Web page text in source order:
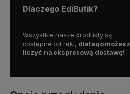
Dlaczego EdiButik?
Wszystkie nasze produkty są
dostępne od ręki, dlatego możesz
liczyć na ekspresową dostawę!